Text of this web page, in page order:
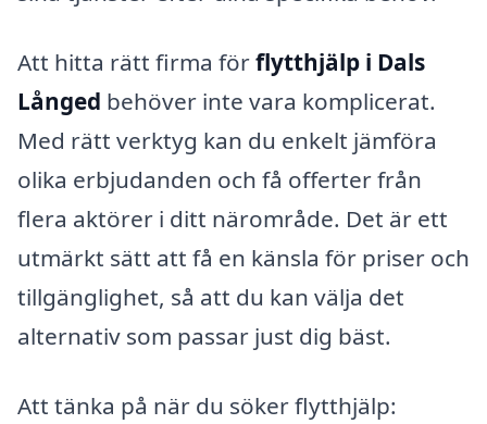
Att hitta rätt firma förflytthjälp i Dals
Långed behöver inte vara komplicerat.
Med rätt verktyg kan du enkelt jämföra
olika erbjudanden och få offerter från
flera aktörer i ditt närområde. Det är ett
utmärkt sätt att få en känsla för priser och
tillgänglighet, så att du kan välja det
alternativ som passar just dig bäst.
Att tänka på när du söker flytthjälp: